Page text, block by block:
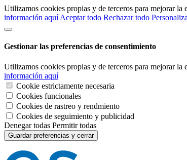
Utilizamos cookies propias y de terceros para mejorar la
información aquí Aceptar todo Rechazar todo
Gestionar las preferencias de consentimiento
Utilizamos cookies propias y de terceros para mejorar la
información aquí
Cookie estrictamente necesaria
Cookies funcionales
Cookies de rastreo y rendmiento
Cookies de seguimiento y publicidad
Denegar todas Permitir todas
Guardar preferencias y cerrar